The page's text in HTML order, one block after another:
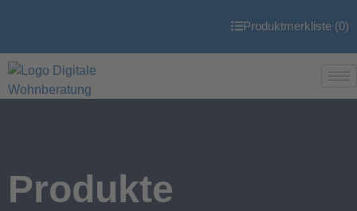
Produktmerkliste (0)
Produkte